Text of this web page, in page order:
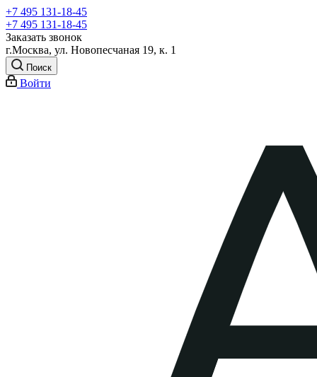
+7 495 131-18-45
+7 495 131-18-45
Заказать звонок
г.Москва, ул. Новопесчаная 19, к. 1
Поиск
Войти